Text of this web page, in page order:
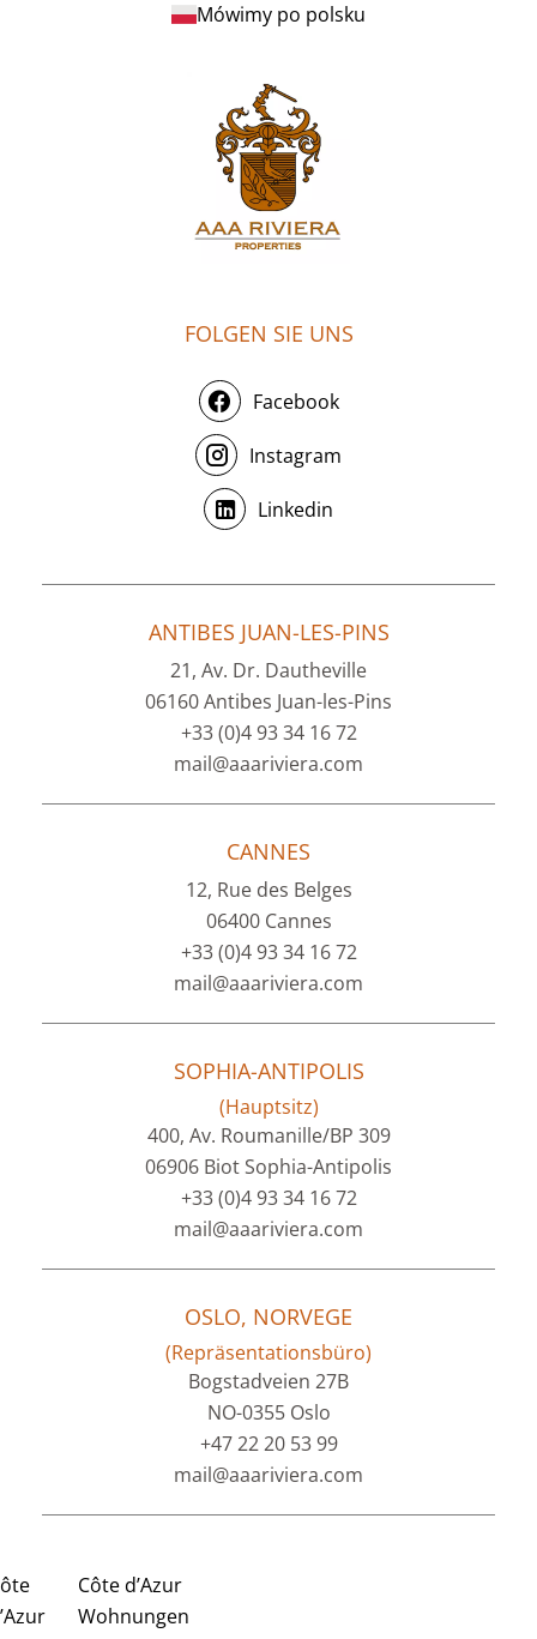
Mówimy po polsku
FOLGEN SIE UNS
Facebook
Instagram
Linkedin
ANTIBES JUAN-LES-PINS
21, Av. Dr. Dautheville
06160 Antibes Juan-les-Pins
+33 (0)4 93 34 16 72
mail@aaariviera.com
CANNES
12, Rue des Belges
06400 Cannes
+33 (0)4 93 34 16 72
mail@aaariviera.com
SOPHIA-ANTIPOLIS
(Hauptsitz)
400, Av. Roumanille/BP 309
06906 Biot Sophia-Antipolis
+33 (0)4 93 34 16 72
mail@aaariviera.com
OSLO, NORVEGE
(Repräsentationsbüro)
Bogstadveien 27B
NO-0355 Oslo
+47 22 20 53 99
mail@aaariviera.com
Côte d’Azur
Wohnungen